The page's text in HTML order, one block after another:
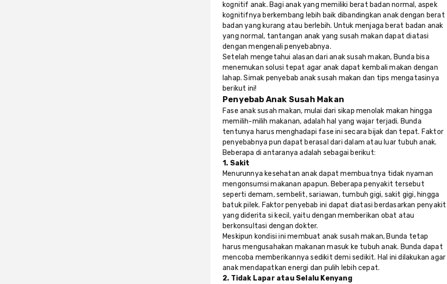
kognitif anak. Bagi anak yang memiliki berat badan normal, aspek
kognitifnya berkembang lebih baik dibandingkan anak dengan berat
badan yang kurang atau berlebih. Untuk menjaga berat badan anak
yang normal, tantangan anak yang susah makan dapat diatasi
dengan mengenali penyebabnya.
Setelah mengetahui alasan dari anak susah makan, Bunda bisa
menemukan solusi tepat agar anak dapat kembali makan dengan
lahap. Simak penyebab anak susah makan dan tips mengatasinya
berikut ini!
Penyebab Anak Susah Makan
Fase anak susah makan, mulai dari sikap menolak makan hingga
memilih-milih makanan, adalah hal yang wajar terjadi. Bunda
tentunya harus menghadapi fase ini secara bijak dan tepat. Faktor
penyebabnya pun dapat berasal dari dalam atau luar tubuh anak.
Beberapa di antaranya adalah sebagai berikut:
1. Sakit
Menurunnya kesehatan anak dapat membuatnya tidak nyaman
mengonsumsi makanan apapun. Beberapa penyakit tersebut
seperti demam, sembelit, sariawan, tumbuh gigi, sakit gigi, hingga
batuk pilek. Faktor penyebab ini dapat diatasi berdasarkan penyakit
yang diderita si kecil, yaitu dengan memberikan obat atau
berkonsultasi dengan dokter.
Meskipun kondisi ini membuat anak susah makan, Bunda tetap
harus mengusahakan makanan masuk ke tubuh anak. Bunda dapat
mencoba memberikannya sedikit demi sedikit. Hal ini dilakukan agar
anak mendapatkan energi dan pulih lebih cepat.
2. Tidak Lapar atau Selalu Kenyang